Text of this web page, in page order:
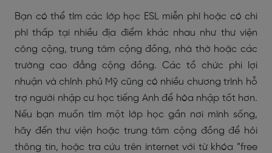
Bạn có thể tìm các lớp học ESL miễn phí hoặc có chi
phí thấp tại nhiều địa điểm khác nhau như thư viện
công cộng, trung tâm cộng đồng, nhà thờ hoặc các
trường cao đẳng cộng đồng. Các tổ chức phi lợi
nhuận và chính phủ Mỹ cũng có nhiều chương trình hỗ
trợ người nhập cư học tiếng Anh để hòa nhập tốt hơn.
Nếu bạn muốn tìm một lớp học gần nơi mình sống,
hãy đến thư viện hoặc trung tâm cộng đồng để hỏi
thông tin, hoặc tra cứu trên internet với từ khóa “free